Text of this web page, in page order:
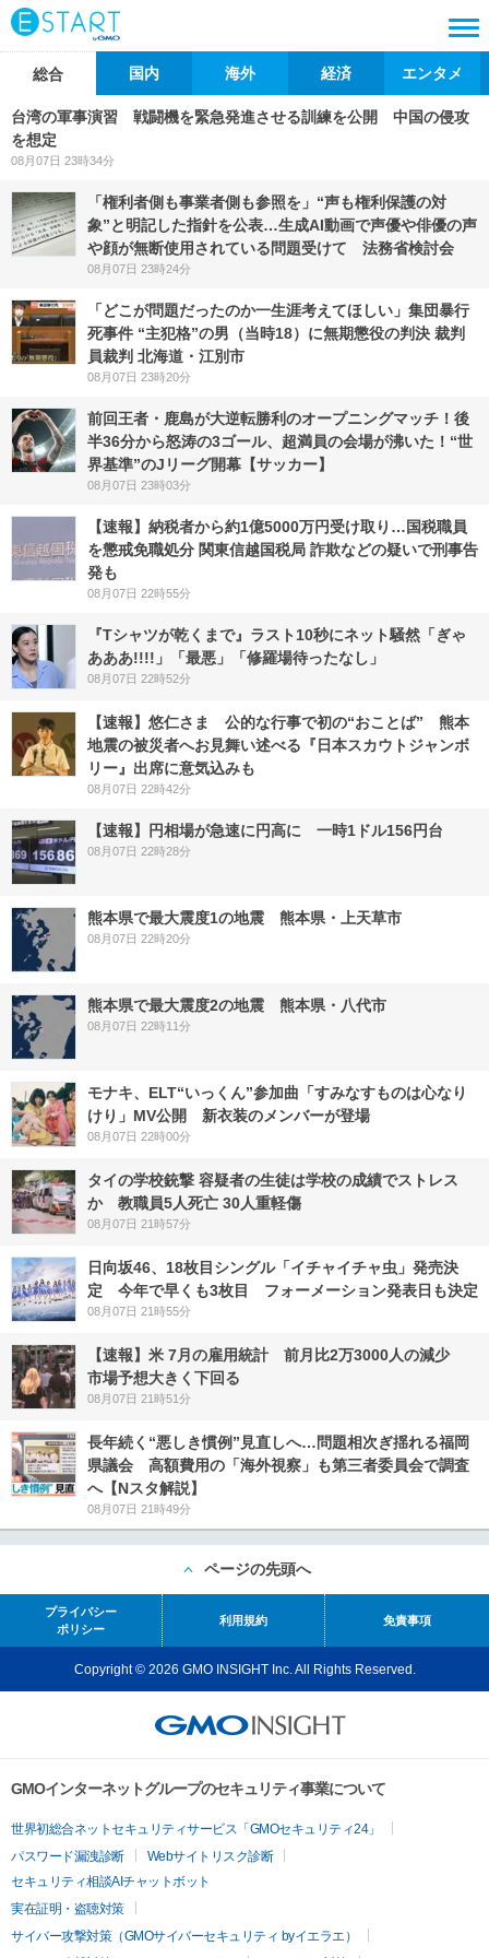
総合 国内 海外 経済 エンタメ
台湾の軍事演習 戦闘機を緊急発進させる訓練を公開 中国の侵攻
を想定
08月07日 23時34分
「権利者側も事業者側も参照を」“声も権利保護の対
象”と明記した指針を公表…生成AI動画で声優や俳優の声
や顔が無断使用されている問題受けて 法務省検討会
08月07日 23時24分
「どこが問題だったのか一生涯考えてほしい」集団暴行
死事件 “主犯格”の男（当時18）に無期懲役の判決 裁判
員裁判 北海道・江別市
08月07日 23時20分
前回王者・鹿島が大逆転勝利のオープニングマッチ！後
半36分から怒涛の3ゴール、超満員の会場が沸いた！“世
界基準”のJリーグ開幕【サッカー】
08月07日 23時03分
【速報】納税者から約1億5000万円受け取り…国税職員
を懲戒免職処分 関東信越国税局 詐欺などの疑いで刑事告
発も
08月07日 22時55分
『Tシャツが乾くまで』ラスト10秒にネット騒然「ぎゃ
あああ!!!!」「最悪」「修羅場待ったなし」
08月07日 22時52分
【速報】悠仁さま 公的な行事で初の“おことば” 熊本
地震の被災者へお見舞い述べる『日本スカウトジャンボ
リー』出席に意気込みも
08月07日 22時42分
【速報】円相場が急速に円高に 一時1ドル156円台
08月07日 22時28分
熊本県で最大震度1の地震 熊本県・上天草市
08月07日 22時20分
熊本県で最大震度2の地震 熊本県・八代市
08月07日 22時11分
モナキ、ELT“いっくん”参加曲「すみなすものは心なり
けり」MV公開 新衣装のメンバーが登場
08月07日 22時00分
タイの学校銃撃 容疑者の生徒は学校の成績でストレス
か 教職員5人死亡 30人重軽傷
08月07日 21時57分
日向坂46、18枚目シングル「イチャイチャ虫」発売決
定 今年で早くも3枚目 フォーメーション発表日も決定
08月07日 21時55分
【速報】米 7月の雇用統計 前月比2万3000人の減少
市場予想大きく下回る
08月07日 21時51分
長年続く“悪しき慣例”見直しへ…問題相次ぎ揺れる福岡
県議会 高額費用の「海外視察」も第三者委員会で調査
へ【Nスタ解説】
08月07日 21時49分
ページの先頭へ
プライバシー
ポリシー
利用規約 免責事項
Copyright © 2026 GMO INSIGHT Inc. All Rights Reserved.
GMOインターネットグループのセキュリティ事業について
世界初総合ネットセキュリティサービス「GMOセキュリティ24」
パスワード漏洩診断
Webサイトリスク診断
セキュリティ相談AIチャットボット
実在証明・盗聴対策
サイバー攻撃対策（GMOサイバーセキュリティ byイエラエ）